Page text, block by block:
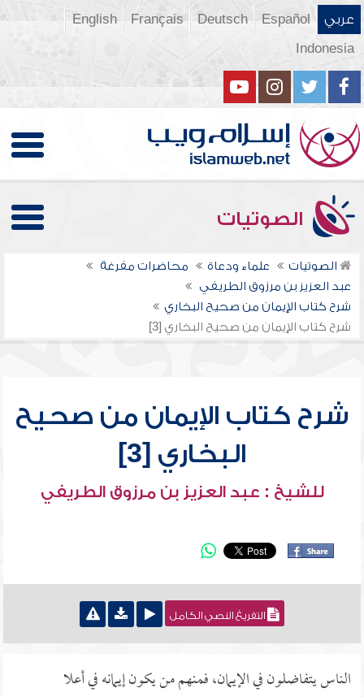
عربي Español
Deutsch
Français
English
Indonesia
الصوتيات
الصوتيات علماء ودعاة
محاضرات مفرغة
عبد العزيز بن مرزوق الطريفي
شرح كتاب الإيمان من صحيح البخاري
شرح كتاب الإيمان من صحيح البخاري [3]
شرح كتاب الإيمان من صحيح
البخاري [3]
للشيخ : عبد العزيز بن مرزوق الطريفي
التفريغ النصي الكامل
الناس يتفاضلون في الإيمان، فمنهم من يكون إيمانه في أعلا